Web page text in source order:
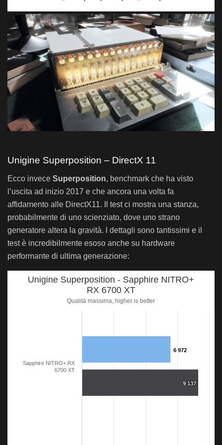
Unigine Heaven 4.0 – Sapphire NITRO+ RX 6700 XT: Qualità massima, higher is better
Unigine Heaven 4.0 – Sapphire NITRO+ RX 6700 XT
1080p 1440p
Sapphire NITRO+ RX 6700 XT 213,1 145,2
Sapphire PULSE RX 5700 XT 160,5 99,5
Unigine Superposition – DirectX 11
Ecco invece Superposition, benchmark che ha visto
l’uscita ad inizio 2017 e che ancora una volta fa
affidamento alle DirectX11. Il test ci mostra una stanza,
probabilmente di uno scienziato, dove uno strano
generatore altera la gravità. I dettagli sono tantissimi e il
test è incredibilmente esoso anche su hardware
performante di ultima generazione:
Unigine Superposition - Sapphire NITRO+
RX 6700 XT
Qualità massima, higher is better
6 972
6 972
9 137
9 137
Sapphire NITRO+ RX
6700 XT